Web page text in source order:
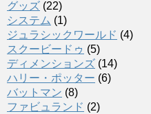
グッズ (22)
システム (1)
ジュラシックワールド (4)
スクービードゥ (5)
ディメンションズ (14)
ハリー・ポッター (6)
バットマン (8)
ファビュランド (2)